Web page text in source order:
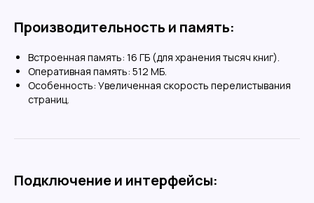
Производительность и память:
Встроенная память: 16 ГБ (для хранения тысяч книг).
Оперативная память: 512 МБ.
Особенность: Увеличенная скорость перелистывания
страниц.
Подключение и интерфейсы:
Выгоднее маркетплейсов
Цены без комииссии на товары. Выгода
до 10%на покупку